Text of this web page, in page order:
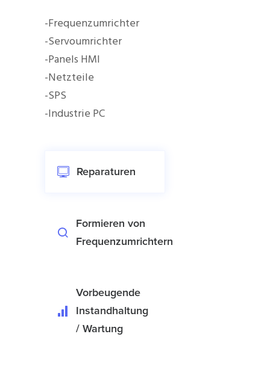
-Frequenzumrichter
-Servoumrichter
-Panels HMI
-Netzteile
-SPS
-Industrie PC
Reparaturen
Formieren von
Frequenzumrichtern
Vorbeugende
Instandhaltung
/ Wartung